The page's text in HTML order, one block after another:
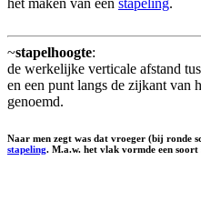
~stapelhoogte:
de werkelijke verticale afstand
en een punt langs de zijkant van
genoemd.
Naar men zegt was dat vroeger (bij ronde
stapeling. M.a.w. het vlak vormde een